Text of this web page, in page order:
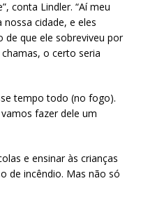
conta Lindler. “Aí meu
cidade, e eles
de que ele sobreviveu por
o certo seria
tempo todo (no fogo).
fazer dele um
e ensinar às crianças
de incêndio. Mas não só